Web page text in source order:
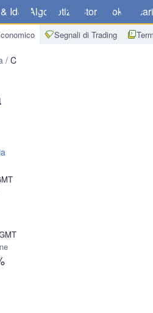
Idee Algo Notizie Store Broker
Segnali di Trading
Crescita dei Depositi India a/a